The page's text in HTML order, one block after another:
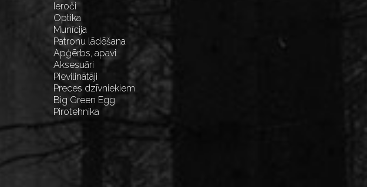
Ieroči
Optika
Munīcija
Patronu lādēšana
Apģērbs, apavi
Aksesuāri
Pievilinātāji
Preces dzīvniekiem
Big Green Egg
Pirotehnika